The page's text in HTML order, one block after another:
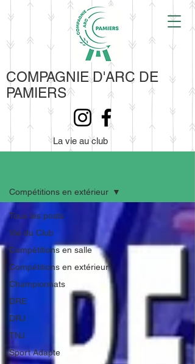
COMPAGNIE D'ARC DE
PAMIERS
La vie au club
Tous les posts
Vie du Club
Compétitions en salle
Compétitions en extérieur
Championnats
DRE
DRJ
TNJ
Sport Adapte
Compétitions en extérieur